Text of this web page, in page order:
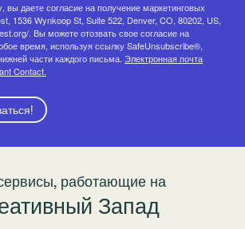
даете согласие на получение маркетинговых
1536 Wynkoop St, Suite 522, Denver, CO, 80202, US,
. Вы можете отозвать свое согласие на
время, используя ссылку SafeUnsubscribe®,
части каждого письма. Электронная почта
Contact.
работающие на
Запад